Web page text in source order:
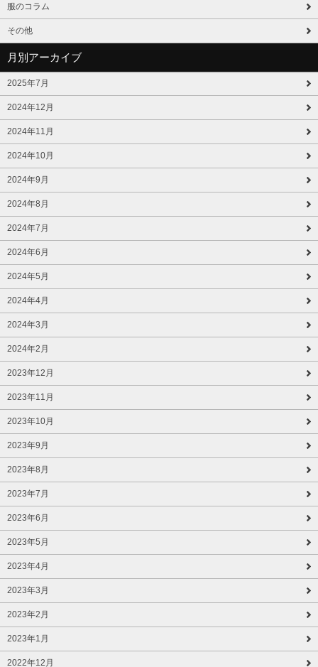
服のコラム
その他
月別アーカイブ
2025年7月
2024年12月
2024年11月
2024年10月
2024年9月
2024年8月
2024年7月
2024年6月
2024年5月
2024年4月
2024年3月
2024年2月
2023年12月
2023年11月
2023年10月
2023年9月
2023年8月
2023年7月
2023年6月
2023年5月
2023年4月
2023年3月
2023年2月
2023年1月
2022年12月